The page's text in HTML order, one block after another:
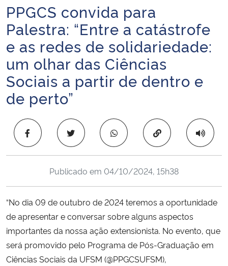
Ministério da Agricultura, Pecuária e Abastecimento
Ministério da Educação
Ministério da Cidadania
Ministério da Saúde
Ministério de Minas e Energia
Ministério da Ciência, Tecnologia, Inovações e Comunicações
Ministério do Turismo
Ministério do Desenvolvimento Regional
Controladoria-Geral da União
Início do conteúdo
PPGCS convida para
Palestra: “Entre a catástrofe
e as redes de solidariedade:
um olhar das Ciências
Sociais a partir de dentro e
de perto”
Copiar para área
Publicado em 04/10/2024, 15h38
“No dia 09 de outubro de 2024 teremos a oportunidade
de apresentar e conversar sobre alguns aspectos
importantes da nossa ação extensionista. No evento, que
será promovido pelo Programa de Pós-Graduação em
Ciências Sociais da UFSM (@PPGCSUFSM),